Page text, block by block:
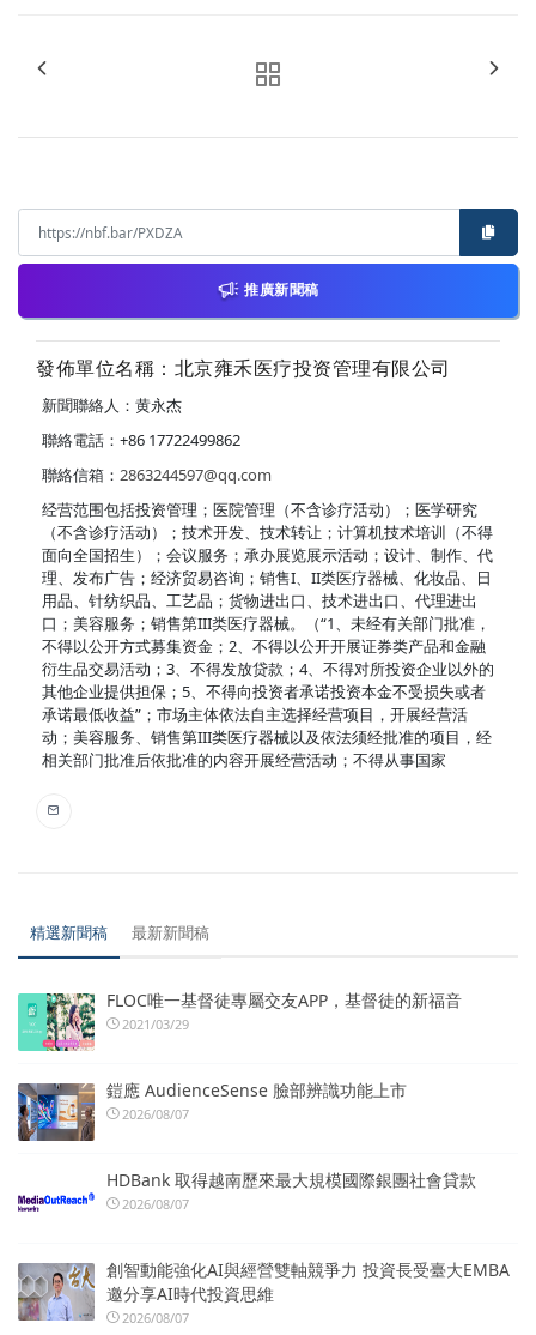
推廣新聞稿
發佈單位名稱：北京雍禾医疗投资管理有限公司
新聞聯絡人：黄永杰
聯絡電話：+86 17722499862
聯絡信箱： 2863244597@qq.com
经营范围包括投资管理；医院管理（不含诊疗活动）；医学研究
（不含诊疗活动）；技术开发、技术转让；计算机技术培训（不得
面向全国招生）；会议服务；承办展览展示活动；设计、制作、代
理、发布广告；经济贸易咨询；销售I、II类医疗器械、化妆品、日
用品、针纺织品、工艺品；货物进出口、技术进出口、代理进出
口；美容服务；销售第III类医疗器械。（“1、未经有关部门批准，
不得以公开方式募集资金；2、不得以公开开展证券类产品和金融
衍生品交易活动；3、不得发放贷款；4、不得对所投资企业以外的
其他企业提供担保；5、不得向投资者承诺投资本金不受损失或者
承诺最低收益”；市场主体依法自主选择经营项目，开展经营活
动；美容服务、销售第III类医疗器械以及依法须经批准的项目，经
相关部门批准后依批准的内容开展经营活动；不得从事国家
精選新聞稿 最新新聞稿
FLOC唯一基督徒專屬交友APP，基督徒的新福音
2021/03/29
鎧應 AudienceSense 臉部辨識功能上市
2026/08/07
HDBank 取得越南歷來最大規模國際銀團社會貸款
2026/08/07
創智動能強化AI與經營雙軸競爭力 投資長受臺大EMBA
邀分享AI時代投資思維
2026/08/07